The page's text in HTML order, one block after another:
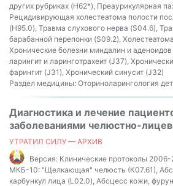
других рубриках (H62*), Преаурикулярная
Рецидивирующая холестеатома полости
(H95.0), Травма слухового нерва (S04.6),
барабанной перепонки (S09.2),
Хронические болезни миндалин и
ларингит и ларинготрахеит (J37),
фарингит (J31), Хронический синусит (J32)
Раздел медицины: Оториноларингология
Диагностика и лечение
заболеваниями челюстно-
УТРАТИЛ СИЛУ — АРХИВ
Версия: Клинические протоколы
МКБ-10: "Щелкающая" челюсть (К07.61),
карбункул лица (L02.0), Абсцесс кожи,